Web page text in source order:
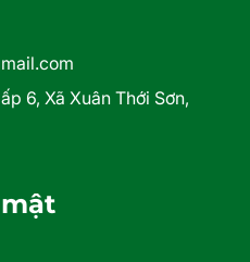
6, Xã Xuân Thới Sơn,